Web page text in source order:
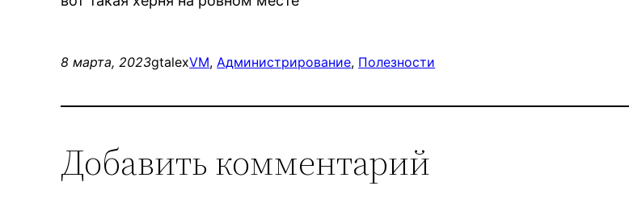
8 марта, 2023gtalexVM, Администрирование, Полезности
Добавить комментарий